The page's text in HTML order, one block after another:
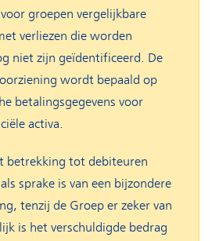
groepen vergelijkbare
verliezen die worden
niet zijn geïdentificeerd. De
wordt bepaald op
betalingsgegevens voor
activa.
betrekking tot debiteuren
sprake is van een bijzondere
tenzij de Groep er zeker van
is het verschuldigde bedrag